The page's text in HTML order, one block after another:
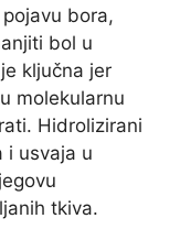
bora,
bol u
ključna jer
molekularnu
Hidrolizirani
i usvaja u
tkiva.